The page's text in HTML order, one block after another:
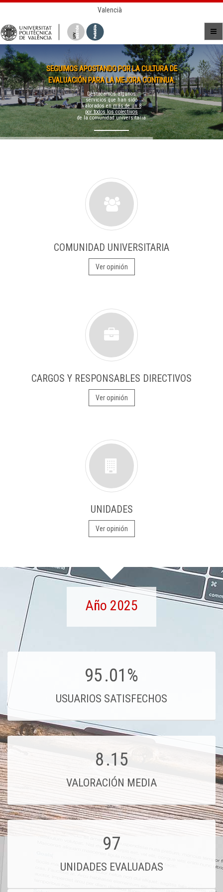
Valencià
SEGUIMOS APOSTANDO POR LA CULTURA DE
EVALUACIÓN PARA LA MEJORA CONTINUA.
Destacamos algunos
servicios que han sido
valorados enmás de un 8
por todos los colectivos
de la comunidad universitaria
COMUNIDAD UNIVERSITARIA
Ver opinión
CARGOS Y RESPONSABLES DIRECTIVOS
Ver opinión
UNIDADES
Ver opinión
Año 2025
95.01%
USUARIOS SATISFECHOS
8.15
VALORACIÓN MEDIA
97
UNIDADES EVALUADAS